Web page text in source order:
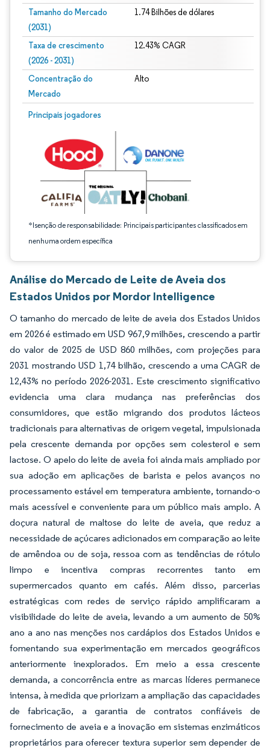
Tamanho do Mercado
(2031)
1.74 Bilhões de dólares
Taxa de crescimento
(2026 - 2031)
12.43% CAGR
Concentração do
Mercado
Alto
Principais jogadores
*Isenção de responsabilidade: Principais participantes classificados em
nenhuma ordem específica
Imagem © Mordor Intelligence. O reuso requer atribuição conforme CC BY 4.0.
Análise do Mercado de Leite de Aveia dos
Estados Unidos por Mordor Intelligence
O tamanho do mercado de leite de aveia dos Estados Unidos
em 2026 é estimado em USD 967,9 milhões, crescendo a partir
do valor de 2025 de USD 860 milhões, com projeções para
2031 mostrando USD 1,74 bilhão, crescendo a uma CAGR de
12,43% no período 2026-2031. Este crescimento significativo
evidencia uma clara mudança nas preferências dos
consumidores, que estão migrando dos produtos lácteos
tradicionais para alternativas de origem vegetal, impulsionada
pela crescente demanda por opções sem colesterol e sem
lactose. O apelo do leite de aveia foi ainda mais ampliado por
sua adoção em aplicações de barista e pelos avanços no
processamento estável em temperatura ambiente, tornando-o
mais acessível e conveniente para um público mais amplo. A
doçura natural de maltose do leite de aveia, que reduz a
necessidade de açúcares adicionados em comparação ao leite
de amêndoa ou de soja, ressoa com as tendências de rótulo
limpo e incentiva compras recorrentes tanto em
supermercados quanto em cafés. Além disso, parcerias
estratégicas com redes de serviço rápido amplificaram a
visibilidade do leite de aveia, levando a um aumento de 50%
ano a ano nas menções nos cardápios dos Estados Unidos e
fomentando sua experimentação em mercados geográficos
anteriormente inexplorados. Em meio a essa crescente
demanda, a concorrência entre as marcas líderes permanece
intensa, à medida que priorizam a ampliação das capacidades
de fabricação, a garantia de contratos confiáveis de
fornecimento de aveia e a inovação em sistemas enzimáticos
proprietários para oferecer textura superior sem depender de